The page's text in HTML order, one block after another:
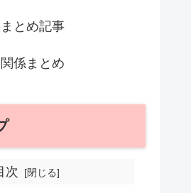
とめ記事
係まとめ
次